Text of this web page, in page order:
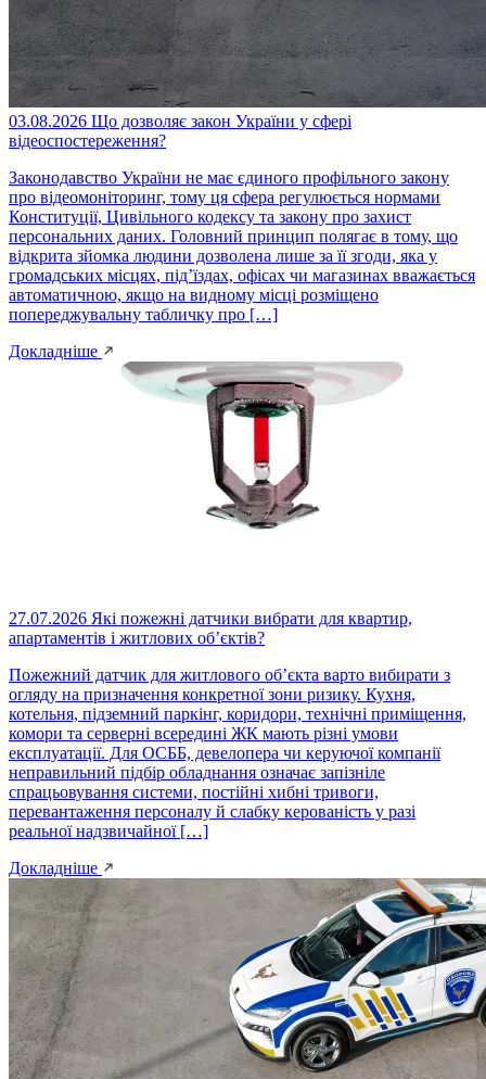
03.08.2026 Що дозволяє закон України у сфері
відеоспостереження?
Законодавство України не має єдиного профільного закону
про відеомоніторинг, тому ця сфера регулюється нормами
Конституції, Цивільного кодексу та закону про захист
персональних даних. Головний принцип полягає в тому, що
відкрита зйомка людини дозволена лише за її згоди, яка у
громадських місцях, під’їздах, офісах чи магазинах вважається
автоматичною, якщо на видному місці розміщено
попереджувальну табличку про […]
Докладніше
27.07.2026 Які пожежні датчики вибрати для квартир,
апартаментів і житлових об’єктів?
Пожежний датчик для житлового об’єкта варто вибирати з
огляду на призначення конкретної зони ризику. Кухня,
котельня, підземний паркінг, коридори, технічні приміщення,
комори та серверні всередині ЖК мають різні умови
експлуатації. Для ОСББ, девелопера чи керуючої компанії
неправильний підбір обладнання означає запізніле
спрацьовування системи, постійні хибні тривоги,
перевантаження персоналу й слабку керованість у разі
реальної надзвичайної […]
Докладніше